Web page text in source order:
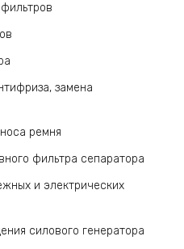
замена
ремня
фильтра сепаратора
и электрических
силового генератора